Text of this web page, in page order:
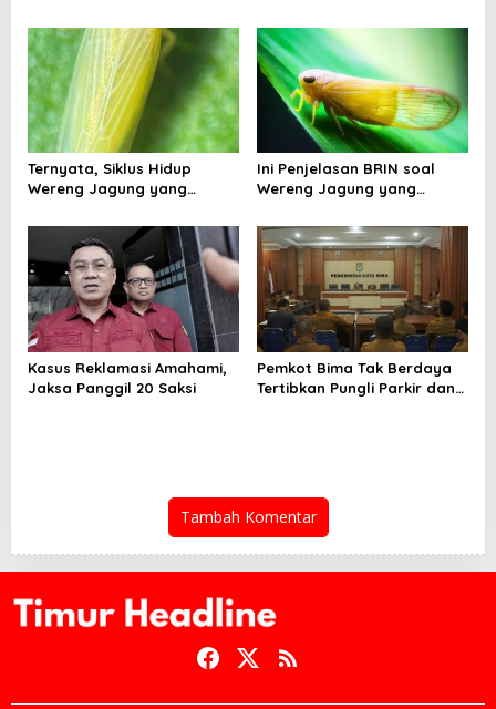
Berbasis Stakeholder
Analisis
Miliki Solusi?
Ternyata, Siklus Hidup
Wereng Jagung yang
Bertahan Hingga 30 Hari
Ini Penjelasan BRIN soal
Wereng Jagung yang
Kasus Reklamasi Amahami,
Jaksa Panggil 20 Saksi
Pemkot Bima Tak Berdaya
Tertibkan Pungli Parkir dan
Tambah Komentar